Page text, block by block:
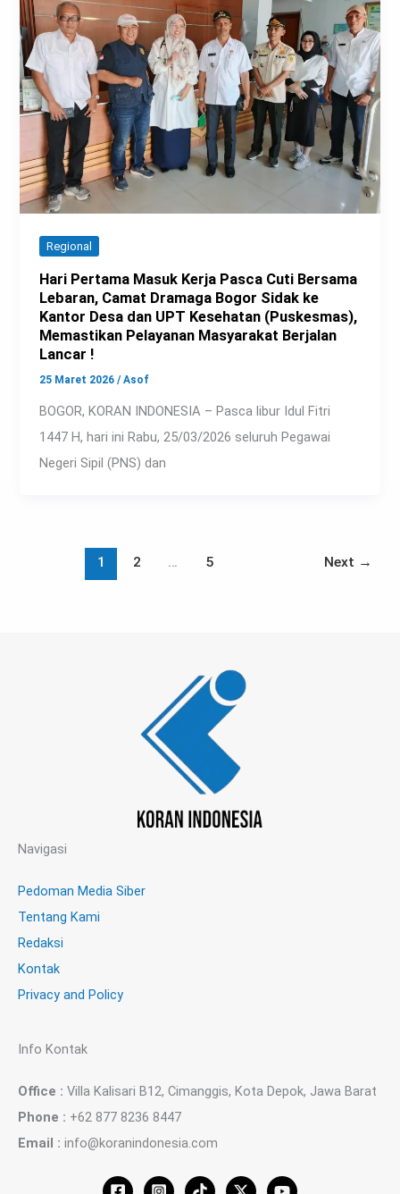
Regional
Hari Pertama Masuk Kerja Pasca Cuti Bersama
Lebaran, Camat Dramaga Bogor Sidak ke
Kantor Desa dan UPT Kesehatan (Puskesmas),
Memastikan Pelayanan Masyarakat Berjalan
Lancar !
25 Maret 2026/Asof
BOGOR, KORAN INDONESIA – Pasca libur Idul Fitri
1447 H, hari ini Rabu, 25/03/2026 seluruh Pegawai
Negeri Sipil (PNS) dan
1 2 … 5 Next →
Navigasi
Pedoman Media Siber
Tentang Kami
Redaksi
Kontak
Privacy and Policy
Info Kontak
Office : Villa Kalisari B12, Cimanggis, Kota Depok, Jawa Barat
Phone : +62 877 8236 8447
Email : info@koranindonesia.com